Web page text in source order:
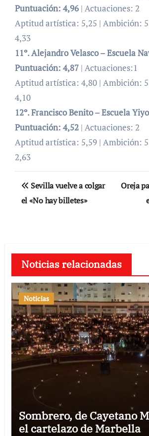
Puntuación: 4,96| Actuaciones: 2
Aptitud artística: 5,25 | Ambición:
4,33
11º. Alejandro Velasco – Escuela
Puntuación: 4,87 | Actuaciones:1
Aptitud artística: 4,80 | Ambición:
4,10
12º. Francisco Benito – Escuela Yiyo
Puntuación: 4,52 | Actuaciones: 2
Aptitud artística: 5,59 | Ambición:
2,63
Navegación
de
Sevilla vuelve a colgar
el «No hay billetes»
Oreja
Noticias relacionadas
Noticias
Sombrero, de Cayetano
el cartelazo de Marbella